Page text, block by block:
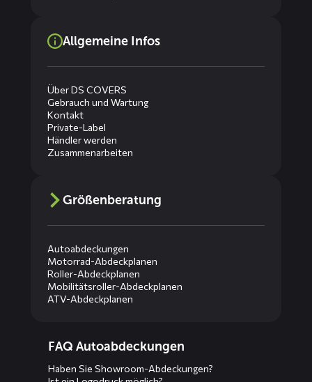
Allgemeine Infos
Über DS COVERS
Gebrauch und Wartung
Kontakt
Private-Label
Händler werden
Zusammenarbeiten
Größenberatung
Autoabdeckungen
Motorrad-Abdeckplanen
Roller-Abdeckplanen
Mobilitätsroller-Abdeckplanen
ATV-Abdeckplanen
menusFAQ Autoabdeckungen
Haben Sie Showroom-Abdeckungen?